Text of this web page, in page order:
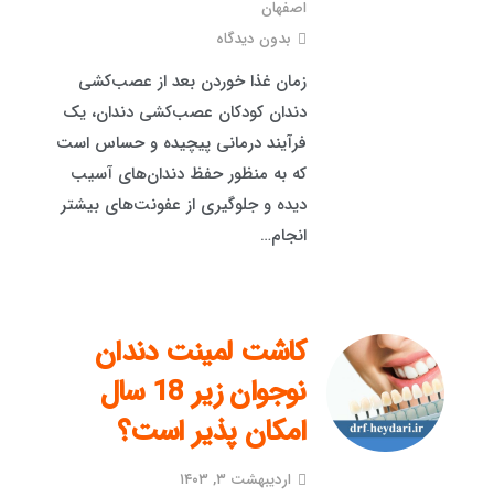
اصفهان
بدون دیدگاه
زمان غذا خوردن بعد از عصب‌کشی
دندان کودکان عصب‌کشی دندان، یک
فرآیند درمانی پیچیده و حساس است
که به منظور حفظ دندان‌های آسیب
دیده و جلوگیری از عفونت‌های بیشتر
انجام…
کاشت لمینت دندان
نوجوان زیر 18 سال
امکان پذیر است؟
اردیبهشت ۳, ۱۴۰۳